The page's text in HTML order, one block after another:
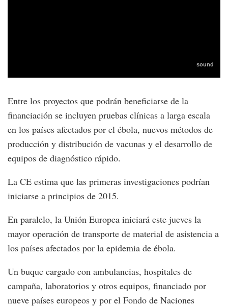
Entre los proyectos que podrán beneficiarse de la
financiación se incluyen pruebas clínicas a larga escala
en los países afectados por el ébola, nuevos métodos de
producción y distribución de vacunas y el desarrollo de
equipos de diagnóstico rápido.
La CE estima que las primeras investigaciones podrían
iniciarse a principios de 2015.
En paralelo, la Unión Europea iniciará este jueves la
mayor operación de transporte de material de asistencia a
los países afectados por la epidemia de ébola.
Un buque cargado con ambulancias, hospitales de
campaña, laboratorios y otros equipos, financiado por
nueve países europeos y por el Fondo de Naciones